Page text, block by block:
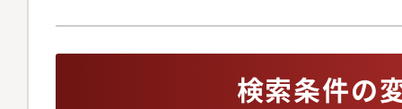
検索条件の